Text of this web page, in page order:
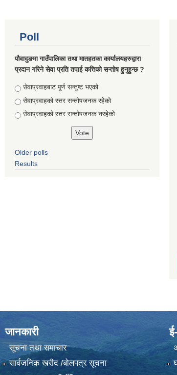
Poll
पौवादुङमा गाउँपालिका तथा मातहतका कार्यालयहरुद्वारा
प्रदान गरिने सेवा प्रति तपाई कत्तिको सन्तोष हुनुहुन्छ ?
Choices
सेवाप्रवाहबाट पूर्ण सन्तुष्ट भएको
सेवाप्रवाहको स्तर सन्तोषजनक रहेको
सेवाप्रवाहको स्तर सन्तोषजनक नरहेको
Older polls
Results
जानकारी
सूचना तथा समाचार
सार्वजनिक खरीद /बोलपत्र सूचना